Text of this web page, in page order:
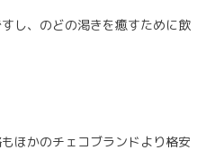
し、のどの渇きを癒すために飲
ほかのチェコブランドより格安